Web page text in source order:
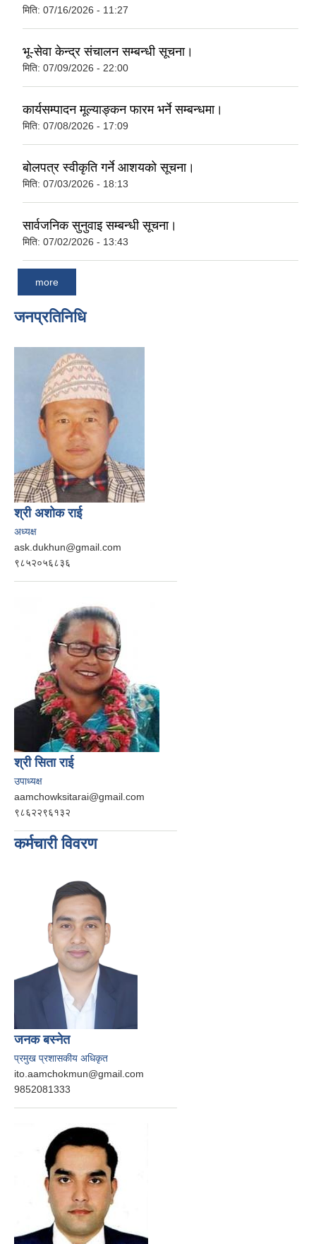
मिति: 07/16/2026 - 11:27
भू-सेवा केन्द्र संचालन सम्बन्धी सूचना।
मिति: 07/09/2026 - 22:00
कार्यसम्पादन मूल्याङ्कन फारम भर्ने सम्बन्धमा।
मिति: 07/08/2026 - 17:09
बोलपत्र स्वीकृति गर्ने आशयको सूचना।
मिति: 07/03/2026 - 18:13
सार्वजनिक सुनुवाइ सम्बन्धी सूचना।
मिति: 07/02/2026 - 13:43
more
जनप्रतिनिधि
श्री अशोक राई
अध्यक्ष
ask.dukhun@gmail.com
९८५२०५६८३६
श्री सिता राई
उपाध्यक्ष
aamchowksitarai@gmail.com
९८६२२९६१३२
कर्मचारी विवरण
जनक बस्‍नेत
प्रमुख प्रशासकीय अधिकृत
ito.aamchokmun@gmail.com
9852081333